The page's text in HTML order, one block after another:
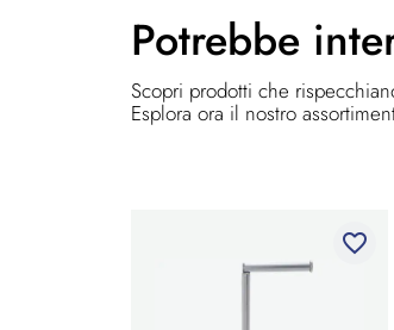
Potrebbe
Scopri prodotti che
Esplora ora il nostro
favorite_border